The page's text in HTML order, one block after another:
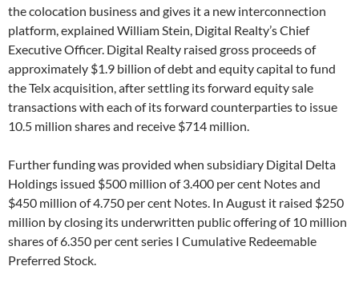
the colocation business and gives it a new interconnection
platform, explained William Stein, Digital Realty’s Chief
Executive Officer. Digital Realty raised gross proceeds of
approximately $1.9 billion of debt and equity capital to fund
the Telx acquisition, after settling its forward equity sale
transactions with each of its forward counterparties to issue
10.5 million shares and receive $714 million.
Further funding was provided when subsidiary Digital Delta
Holdings issued $500 million of 3.400 per cent Notes and
$450 million of 4.750 per cent Notes. In August it raised $250
million by closing its underwritten public offering of 10 million
shares of 6.350 per cent series I Cumulative Redeemable
Preferred Stock.